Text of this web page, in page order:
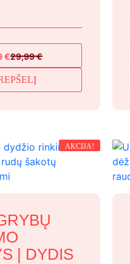
29,99€
€
AKCIJA!
| DYDIS